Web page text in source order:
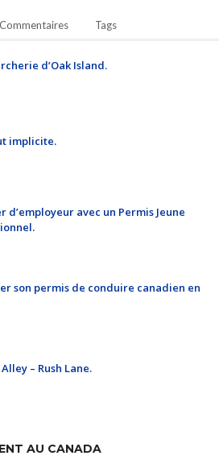
Commentaires Tags
d’Oak Island.
implicite.
d’employeur avec un Permis Jeune
son permis de conduire canadien en
– Rush Lane.
AU CANADA